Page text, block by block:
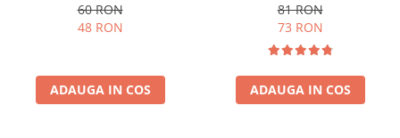
60 RON
48 RON
ADAUGA IN COS
81 RON
73 RON
ADAUGA IN COS